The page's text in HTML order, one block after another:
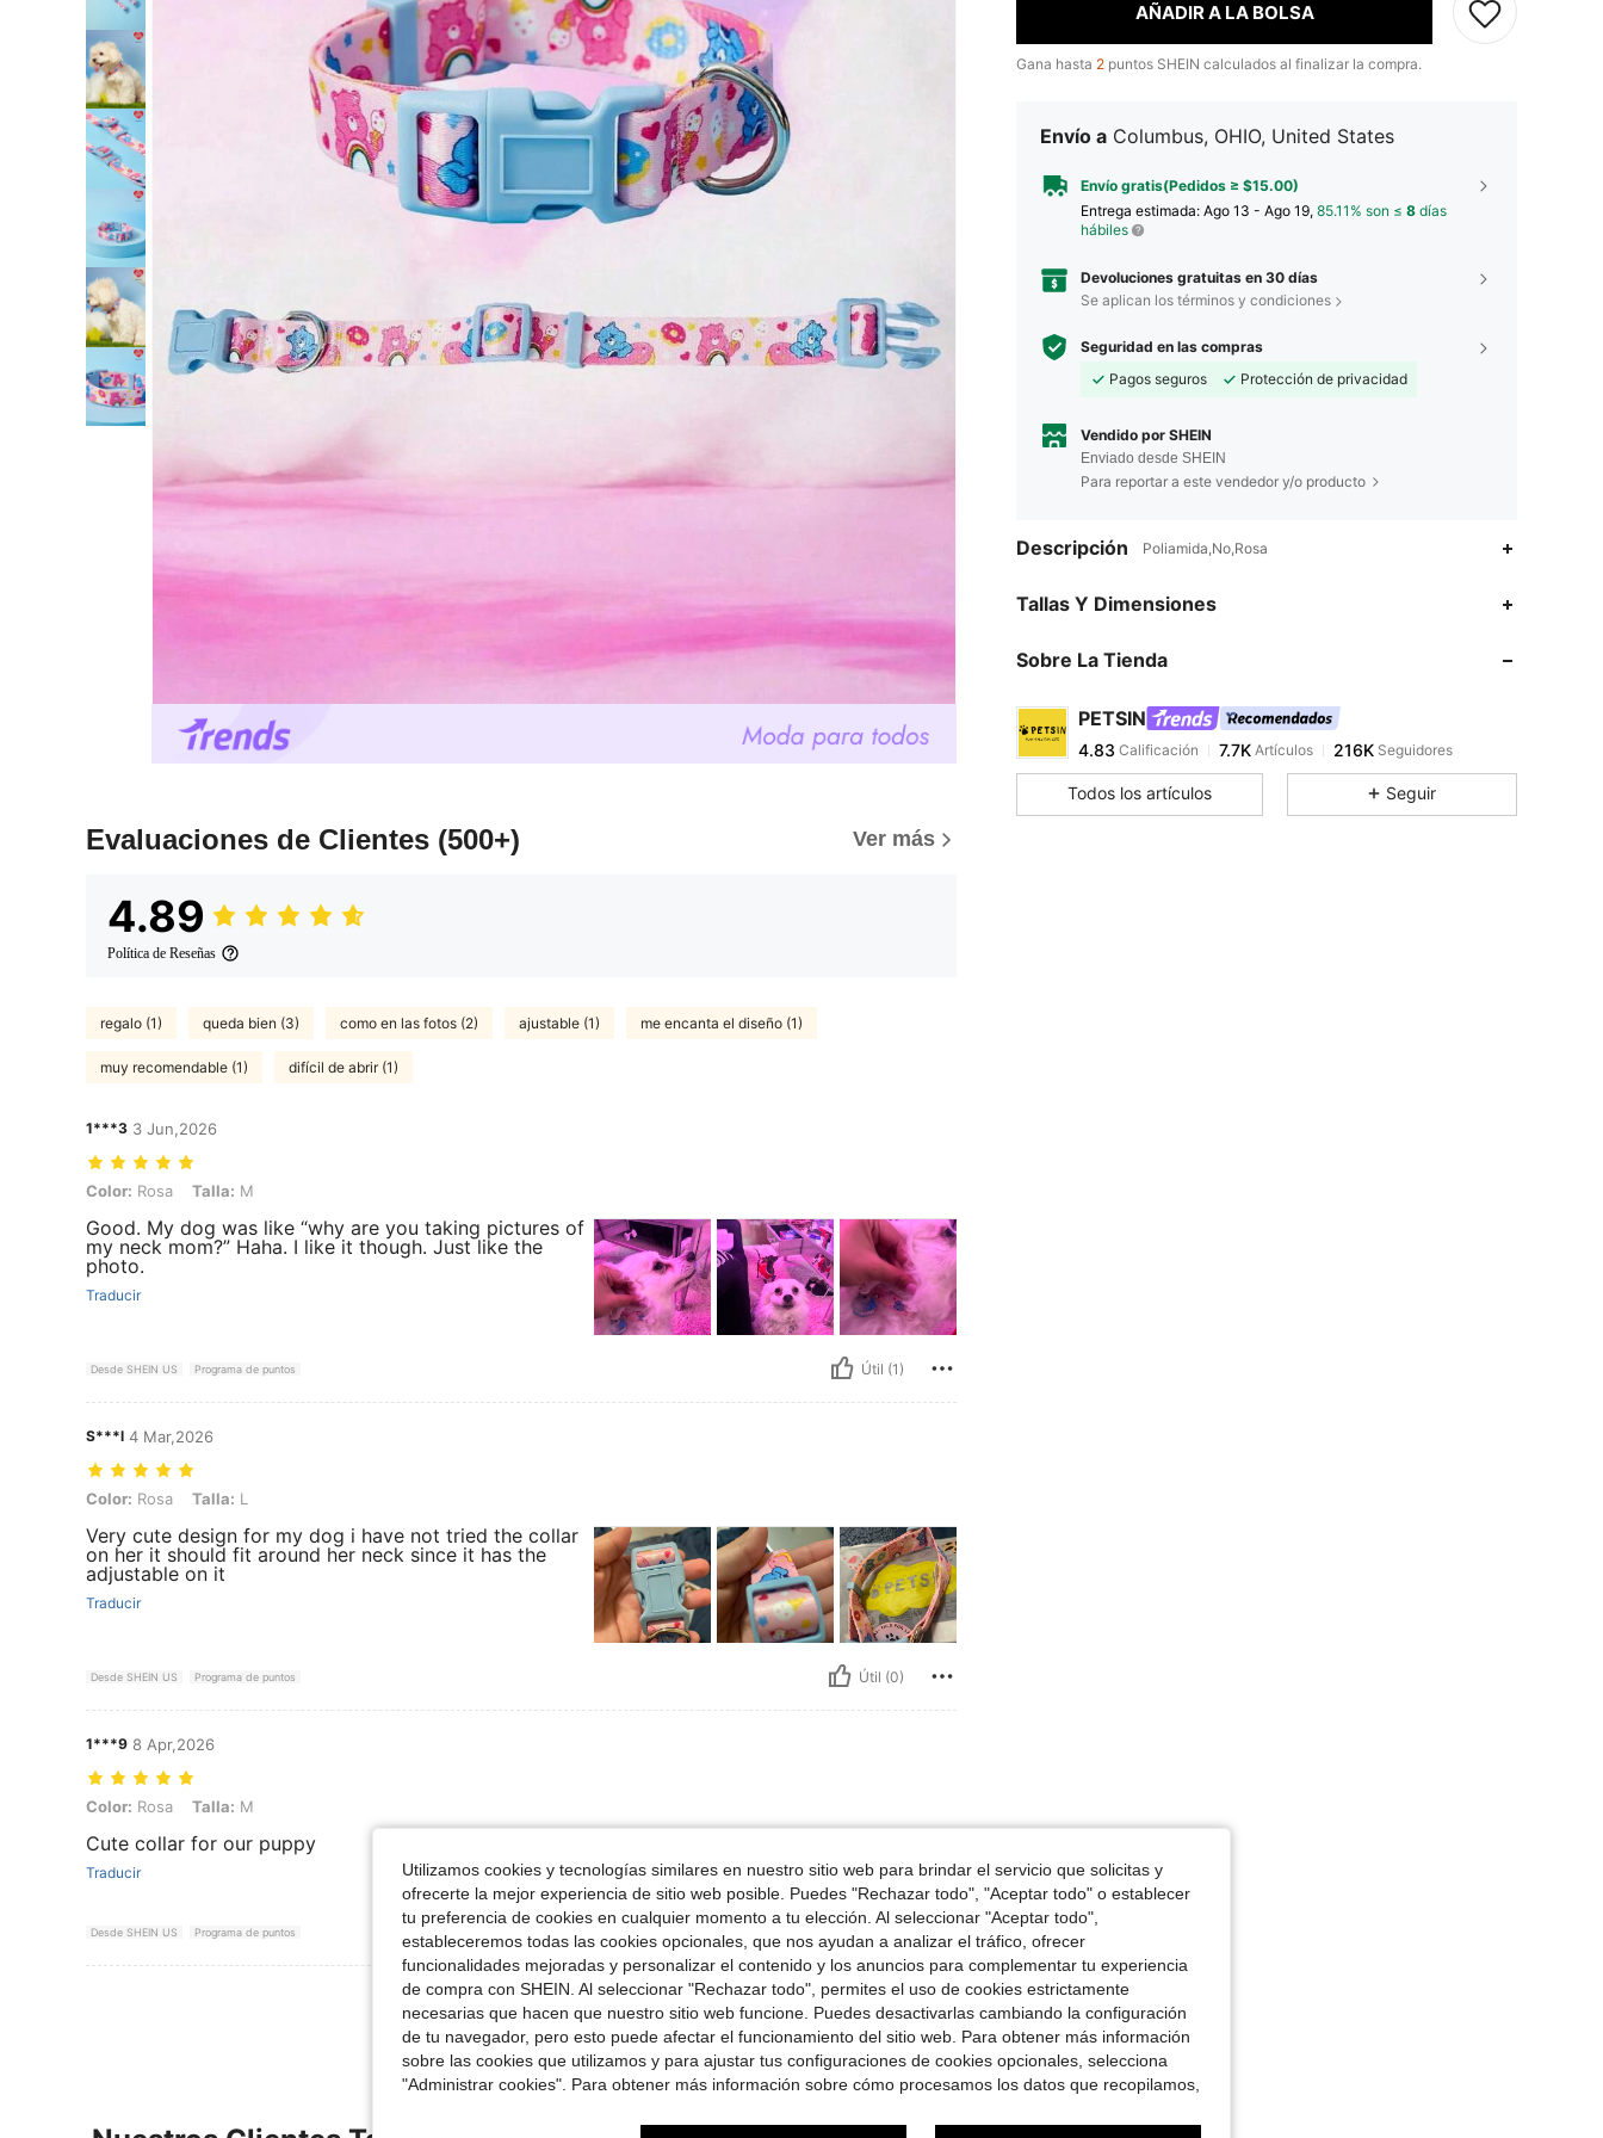
Evaluaciones de Clientes (500+) Ver más
4.89
Política de Reseñas
regalo (1) queda bien (3) como en las fotos (2) ajustable (1) me encanta el diseño (1)
muy recomendable (1) difícil de abrir (1)
1***3 3 Jun,2026
Color: Rosa, Talla: M
Color: Rosa Talla: M
Good. My dog was like “why are you taking pictures of
my neck mom?” Haha. I like it though. Just like the
photo.
Traducir
Desde SHEIN US Programa de puntos Útil (1)
S***l 4 Mar,2026
Color: Rosa, Talla: L
Color: Rosa Talla: L
Very cute design for my dog i have not tried the collar
on her it should fit around her neck since it has the
adjustable on it
Traducir
Desde SHEIN US Programa de puntos Útil (0)
1***9 8 Apr,2026
Color: Rosa, Talla: M
Color: Rosa Talla: M
Cute collar for our puppy
Traducir
Desde SHEIN US Programa de puntos
Ver Más Reseñas
AÑADIR A LA BOLSA
Gana hasta 2 puntos SHEIN calculados al finalizar la compra.
Envío a Columbus, OHIO, United States
Envío gratis(Pedidos ≥ $15.00)
Entrega estimada: Ago 13 - Ago 19, 85.11% son ≤ 8 días
hábiles
Devoluciones gratuitas en 30 días
Se aplican los términos y condiciones
Seguridad en las compras
Pagos seguros
Protección de privacidad
Vendido por SHEIN
Enviado desde SHEIN
Para reportar a este vendedor y/o producto
Descripción Poliamida,No,Rosa
Tallas Y Dimensiones
Sobre La Tienda
PETSIN
4.83
4.83 Calificación 7.7KArtículos 216K
Y***ipagó Hace 13 horas
4.83 216K
Todos los artículos Seguir
Utilizamos cookies y tecnologías similares en nuestro sitio web para brindar el servicio que solicitas y
ofrecerte la mejor experiencia de sitio web posible. Puedes "Rechazar todo", "Aceptar todo" o establecer
tu preferencia de cookies en cualquier momento a tu elección. Al seleccionar "Aceptar todo",
estableceremos todas las cookies opcionales, que nos ayudan a analizar el tráfico, ofrecer
funcionalidades mejoradas y personalizar el contenido y los anuncios para complementar tu experiencia
de compra con SHEIN. Al seleccionar "Rechazar todo", permites el uso de cookies estrictamente
necesarias que hacen que nuestro sitio web funcione. Puedes desactivarlas cambiando la configuración
de tu navegador, pero esto puede afectar el funcionamiento del sitio web. Para obtener más información
sobre las cookies que utilizamos y para ajustar tus configuraciones de cookies opcionales, selecciona
"Administrar cookies". Para obtener más información sobre cómo procesamos los datos que recopilamos,